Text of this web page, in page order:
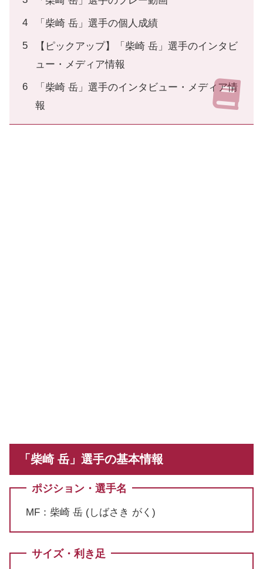
「柴崎 岳」選手の個人成績
【ピックアップ】「柴崎 岳」選手のインタビ
ュー・メディア情報
「柴崎 岳」選手のインタビュー・メディア情
報
「柴崎 岳」選手の基本情報
ポジション・選手名
MF：柴崎 岳 (しばさき がく)
サイズ・利き足